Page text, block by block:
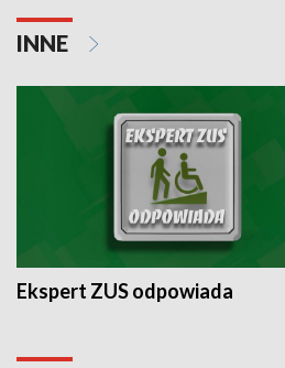
INNE
Ekspert ZUS odpowiada